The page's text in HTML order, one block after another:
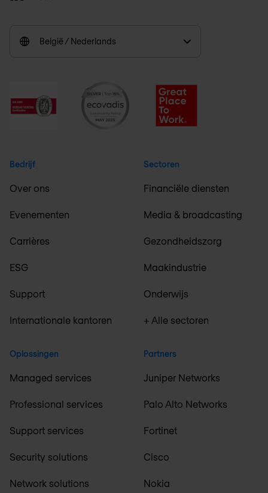
België / Nederlands
Bedrijf
Over ons
Evenementen
Carrières
ESG
Support
Internationale kantoren
Oplossingen
Managed services
Professional services
Support services
Security solutions
Network solutions
Sectoren
Financiële diensten
Media & broadcasting
Gezondheidszorg
Maakindustrie
Onderwijs
+ Alle sectoren
Partners
Juniper Networks
Palo Alto Networks
Fortinet
Cisco
Nokia